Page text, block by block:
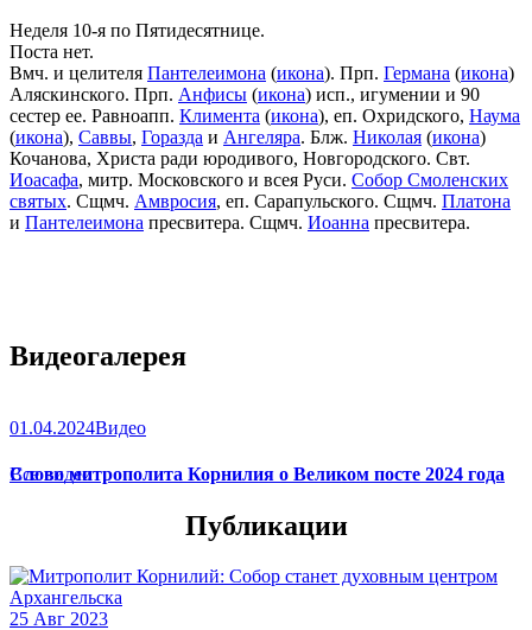
Неделя 10-я по Пятидесятнице.
Поста нет.
Вмч. и целителя Пантелеимона (икона). Прп. Германа (икона)
Аляскинского. Прп. Анфисы (икона) исп., игумении и 90
сестер ее. Равноапп. Климента (икона), еп. Охридского, Наума
(икона), Саввы, Горазда и Ангеляра. Блж. Николая (икона)
Кочанова, Христа ради юродивого, Новгородского. Свт.
Иоасафа, митр. Московского и всея Руси. Собор Смоленских
святых. Сщмч. Амвросия, еп. Сарапульского. Сщмч. Платона
и Пантелеимона пресвитера. Сщмч. Иоанна пресвитера.
Видеогалерея
01.04.2024Видео
Слово митрополита Корнилия о Великом посте 2024 года
Все видео
Публикации
25 Авг 2023